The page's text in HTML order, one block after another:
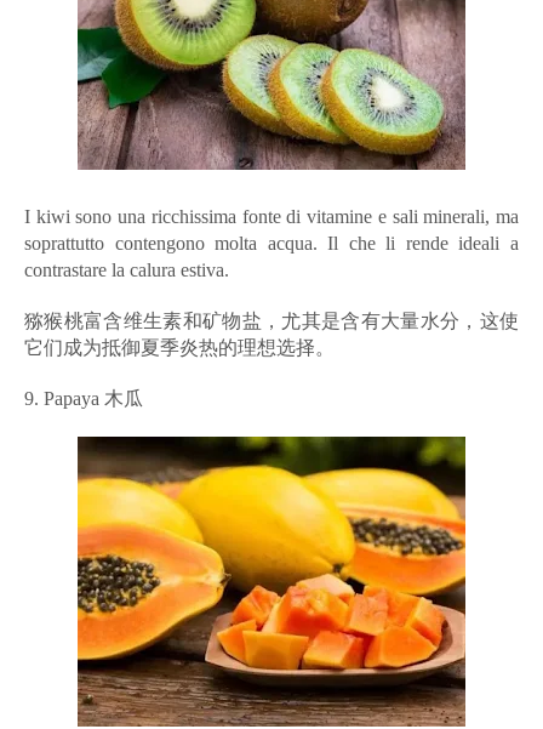
I kiwi sono una ricchissima fonte di vitamine e sali minerali, ma
soprattutto contengono molta acqua. Il che li rende ideali a
contrastare la calura estiva.
猕猴桃富含维生素和矿物盐，尤其是含有大量水分，这使
它们成为抵御夏季炎热的理想选择。
9. Papaya 木瓜